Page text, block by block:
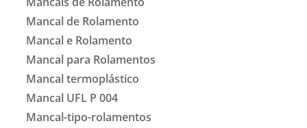
Mancal de Rolamento
Mancal e Rolamento
Mancal para Rolamentos
Mancal termoplástico
Mancal UFL P 004
Mancal-tipo-rolamentos